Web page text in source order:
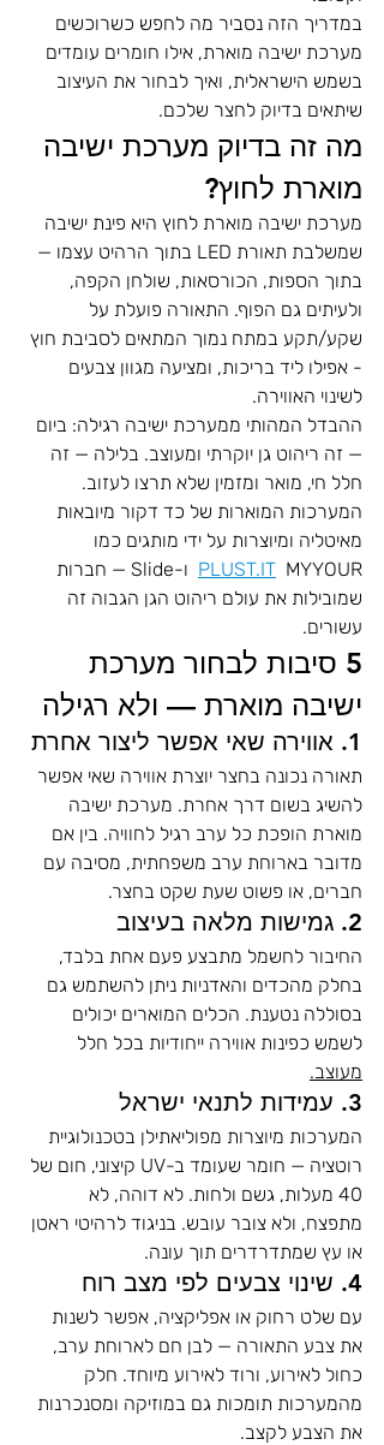
במדריך הזה נסביר מה לחפש כשרוכשים
מערכת ישיבה מוארת, אילו חומרים עומדים
בשמש הישראלית, ואיך לבחור את העיצוב
שיתאים בדיוק לחצר שלכם.
מה זה בדיוק מערכת ישיבה
מוארת לחוץ?
מערכת ישיבה מוארת לחוץ היא פינת ישיבה
שמשלבת תאורת LED בתוך הרהיט עצמו —
בתוך הספות, הכורסאות, שולחן הקפה,
ולעיתים גם הפוף. התאורה פועלת על
שקע/תקע במתח נמוך המתאים לסביבת חוץ
- אפילו ליד בריכות, ומציעה מגוון צבעים
לשינוי האווירה.
ההבדל המהותי ממערכת ישיבה רגילה: ביום
— זה ריהוט גן יוקרתי ומעוצב. בלילה — זה
חלל חי, מואר ומזמין שלא תרצו לעזוב.
המערכות המוארות של כד דקור מיובאות
מאיטליה ומיוצרות על ידי מותגים כמו
PLUST.IT
  MYYOUR  ו-Slide — חברות
שמובילות את עולם ריהוט הגן הגבוה זה
עשורים.
5 סיבות לבחור מערכת
ישיבה מוארת — ולא רגילה
1. אווירה שאי אפשר ליצור אחרת
תאורה נכונה בחצר יוצרת אווירה שאי אפשר
להשיג בשום דרך אחרת. מערכת ישיבה
מוארת הופכת כל ערב רגיל לחוויה. בין אם
מדובר בארוחת ערב משפחתית, מסיבה עם
חברים, או פשוט שעת שקט בחצר.
2. גמישות מלאה בעיצוב
החיבור לחשמל מתבצע פעם אחת בלבד,
בחלק מהכדים והאדניות ניתן להשתמש גם
בסוללה נטענת. הכלים המוארים יכולים
לשמש כפינות אווירה ייחודיות בכל חלל
מעוצב.
3. עמידות לתנאי ישראל
המערכות מיוצרות מפוליאתילן בטכנולוגיית
רוטציה — חומר שעומד ב-UV קיצוני, חום של
40 מעלות, גשם ולחות. לא דוהה, לא
מתפצח, ולא צובר עובש. בניגוד לרהיטי ראטן
או עץ שמתדרדרים תוך עונה.
4. שינוי צבעים לפי מצב רוח
עם שלט רחוק או אפליקציה, אפשר לשנות
את צבע התאורה — לבן חם לארוחת ערב,
כחול לאירוע, ורוד לאירוע מיוחד. חלק
מהמערכות תומכות גם במוזיקה ומסנכרנות
את הצבע לקצב.